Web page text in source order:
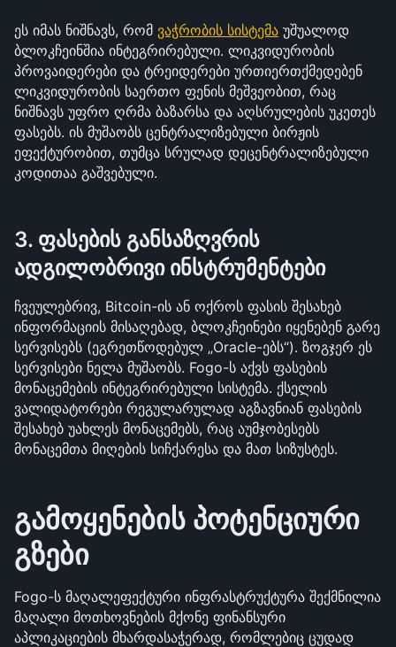
ეს იმას ნიშნავს, რომ ვაჭრობის სისტემა უშუალოდ
ბლოკჩეინშია ინტეგრირებული. ლიკვიდურობის
პროვაიდერები და ტრეიდერები ურთიერთქმედებენ
ლიკვიდურობის საერთო ფენის მეშვეობით, რაც
ნიშნავს უფრო ღრმა ბაზარსა და აღსრულების უკეთეს
ფასებს. ის მუშაობს ცენტრალიზებული ბირჟის
ეფექტურობით, თუმცა სრულად დეცენტრალიზებული
კოდითაა გაშვებული.
3. ფასების განსაზღვრის
ადგილობრივი ინსტრუმენტები
ჩვეულებრივ, Bitcoin-ის ან ოქროს ფასის შესახებ
ინფორმაციის მისაღებად, ბლოკჩეინები იყენებენ გარე
სერვისებს (ეგრეთწოდებულ „Oracle-ებს“). ზოგჯერ ეს
სერვისები ნელა მუშაობს. Fogo-ს აქვს ფასების
მონაცემების ინტეგრირებული სისტემა. ქსელის
ვალიდატორები რეგულარულად აგზავნიან ფასების
შესახებ უახლეს მონაცემებს, რაც აუმჯობესებს
მონაცემთა მიღების სიჩქარესა და მათ სიზუსტეს.
გამოყენების პოტენციური
გზები
Fogo-ს მაღალეფექტური ინფრასტრუქტურა შექმნილია
მაღალი მოთხოვნების მქონე ფინანსური
აპლიკაციების მხარდასაჭერად, რომლებიც ცუდად